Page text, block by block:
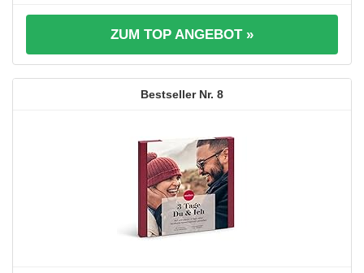
ZUM TOP ANGEBOT »
8